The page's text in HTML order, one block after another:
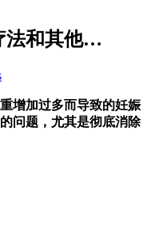
法和其他…
增加过多而导致的妊娠
问题，尤其是彻底消除